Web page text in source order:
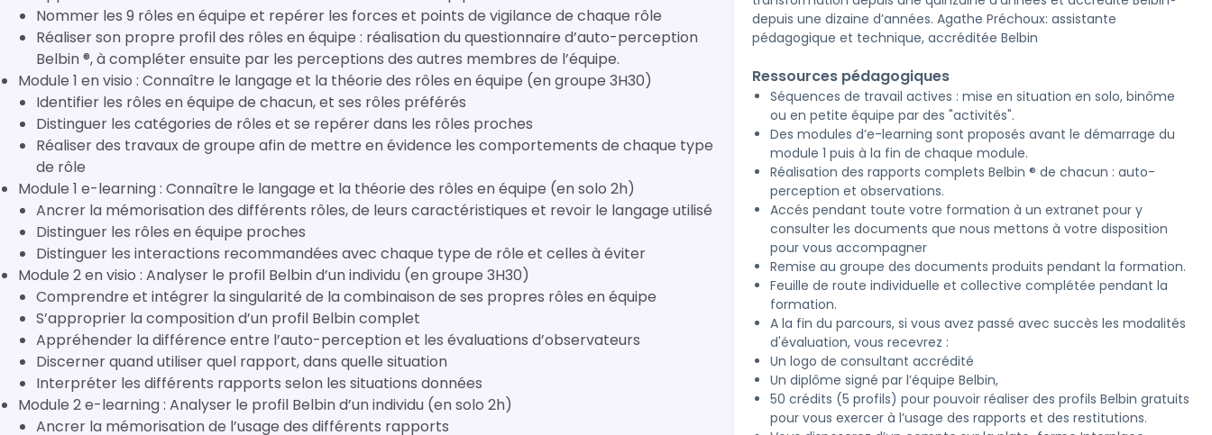
Nommer les 9 rôles en équipe et repérer les forces et points de vigilance de chaque rôle
Réaliser son propre profil des rôles en équipe : réalisation du questionnaire d’auto-perception
Belbin ®, à compléter ensuite par les perceptions des autres membres de l’équipe.
Module 1 en visio : Connaître le langage et la théorie des rôles en équipe (en groupe 3H30)
Identifier les rôles en équipe de chacun, et ses rôles préférés
Distinguer les catégories de rôles et se repérer dans les rôles proches
Réaliser des travaux de groupe afin de mettre en évidence les comportements de chaque type
de rôle
Module 1 e-learning : Connaître le langage et la théorie des rôles en équipe (en solo 2h)
Ancrer la mémorisation des différents rôles, de leurs caractéristiques et revoir le langage utilisé
Distinguer les rôles en équipe proches
Distinguer les interactions recommandées avec chaque type de rôle et celles à éviter
Module 2 en visio : Analyser le profil Belbin d’un individu (en groupe 3H30)
Comprendre et intégrer la singularité de la combinaison de ses propres rôles en équipe
S’approprier la composition d’un profil Belbin complet
Appréhender la différence entre l’auto-perception et les évaluations d’observateurs
Discerner quand utiliser quel rapport, dans quelle situation
Interpréter les différents rapports selon les situations données
Module 2 e-learning : Analyser le profil Belbin d’un individu (en solo 2h)
Ancrer la mémorisation de l’usage des différents rapports
depuis une dizaine d’années. Agathe Préchoux: assistante
pédagogique et technique, accréditée Belbin
Ressources pédagogiques
Séquences de travail actives : mise en situation en solo, binôme
ou en petite équipe par des "activités".
Des modules d’e-learning sont proposés avant le démarrage du
module 1 puis à la fin de chaque module.
Réalisation des rapports complets Belbin ® de chacun : auto-
perception et observations.
Accés pendant toute votre formation à un extranet pour y
consulter les documents que nous mettons à votre disposition
pour vous accompagner
Remise au groupe des documents produits pendant la formation.
Feuille de route individuelle et collective complétée pendant la
formation.
A la fin du parcours, si vous avez passé avec succès les modalités
d'évaluation, vous recevrez :
Un logo de consultant accrédité
Un diplôme signé par l’équipe Belbin,
50 crédits (5 profils) pour pouvoir réaliser des profils Belbin gratuits
pour vous exercer à l’usage des rapports et des restitutions.